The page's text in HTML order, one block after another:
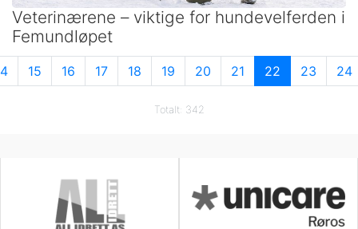
Veterinærene – viktige for hundevelferden i
Femundløpet
15 16 17 18 19 20 21 22 23 24
Totalt: 342